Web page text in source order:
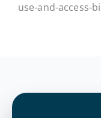
use-and-access-